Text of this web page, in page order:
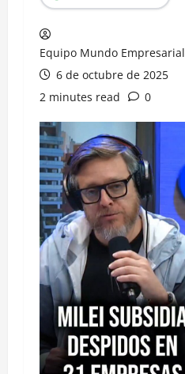
Equipo Mundo Empresarial
6 de octubre de 2025
2 minutes read
0